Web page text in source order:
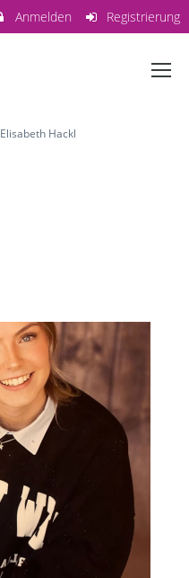
Anmelden Registrierung
Elisabeth Hackl